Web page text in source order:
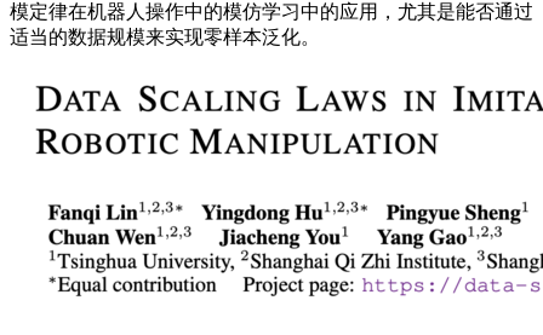
模定律在机器人操作中的模仿学习中的应用，尤其是能否通过
适当的数据规模来实现零样本泛化。